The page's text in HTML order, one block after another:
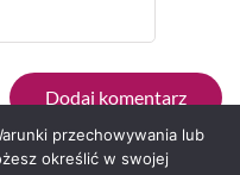
przechowywania lub
określić w swojej